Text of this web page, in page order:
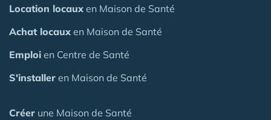
Location locaux en Maison de Santé
Achat locaux en Maison de Santé
Emploi en Centre de Santé
S'installer en Maison de Santé
Créer une Maison de Santé